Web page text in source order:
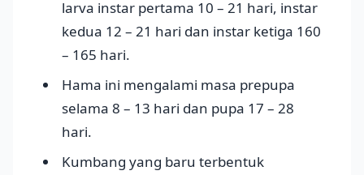
larva instar pertama 10 – 21 hari, instar
kedua 12 – 21 hari dan instar ketiga 160
– 165 hari.
Hama ini mengalami masa prepupa
selama 8 – 13 hari dan pupa 17 – 28
hari.
Kumbang yang baru terbentuk